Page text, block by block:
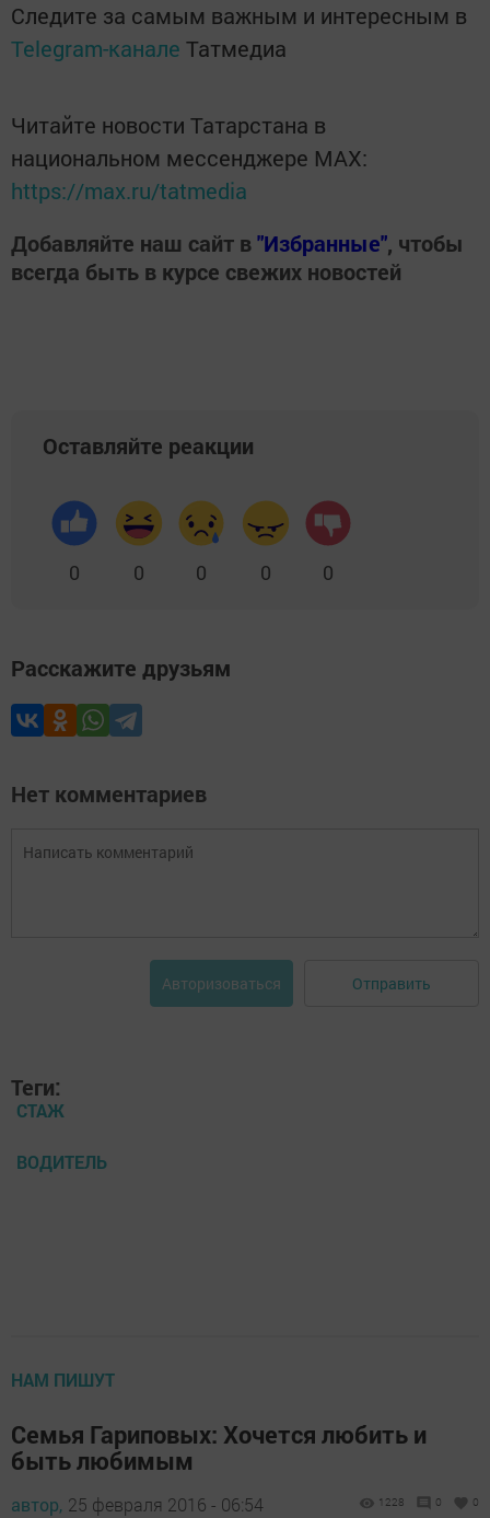
Следите за самым важным и интересным в
Telegram-канале Татмедиа
Читайте новости Татарстана в
национальном мессенджере MАХ:
https://max.ru/tatmedia
Добавляйте наш сайт в"Избранные", чтобы
всегда быть в курсе свежих новостей
Оставляйте реакции
0 0 0 0 0
Расскажите друзьям
Нет комментариев
Авторизоваться Отправить
Теги:
СТАЖ
ВОДИТЕЛЬ
НАМ ПИШУТ
Семья Гариповых: Хочется любить и
быть любимым
автор, 25 февраля 2016 - 06:54 1228 0 0